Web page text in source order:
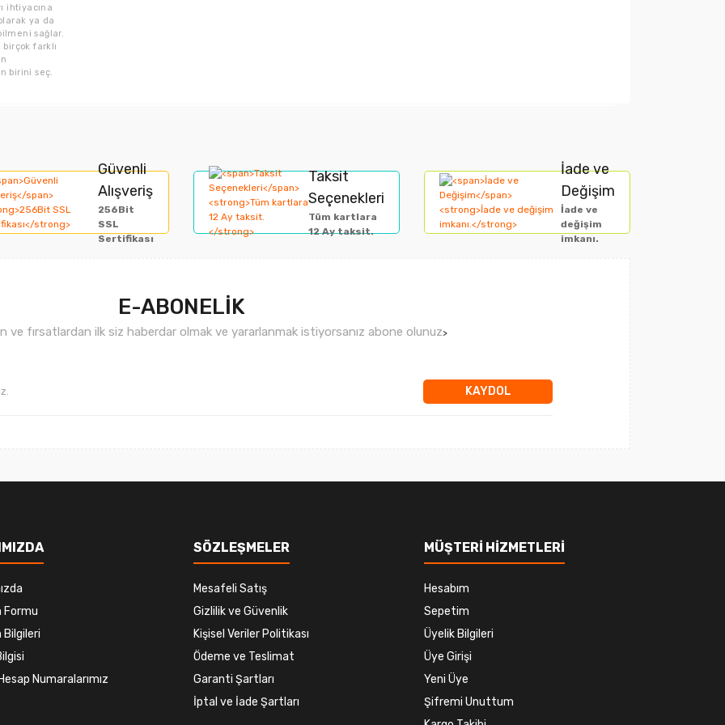
ihtiyacına
ya da
sağlar.
birçok farklı
birini seç.
Bu ürüne ilk yorumu siz yapın!
Güvenli
Alışveriş
256Bit
SSL
Sertifikası
Taksit
Seçenekleri
Tüm kartlara
12 Ay taksit.
İade ve
Değişim
İade ve
değişim
imkanı.
E-ABONELİK
ve fırsatlardan ilk siz haberdar olmak ve yararlanmak istiyorsanız abone olunuz>
KAYDOL
Formu
Numaralarımız
SÖZLEŞMELER
Mesafeli Satış
Gizlilik ve Güvenlik
Kişisel Veriler Politikası
Ödeme ve Teslimat
Garanti Şartları
İptal ve İade Şartları
MÜŞTERİ HİZMETLERİ
Hesabım
Sepetim
Üyelik Bilgileri
Üye Girişi
Yeni Üye
Şifremi Unuttum